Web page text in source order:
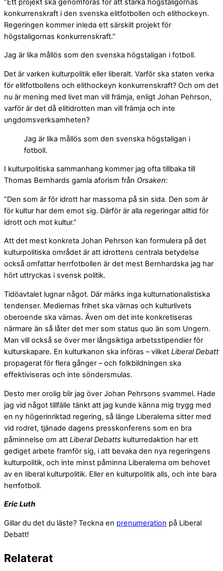
“Ett projekt ska genomföras för att stärka högstaligornas
konkurrenskraft i den svenska elitfotbollen och elithockeyn.
Regeringen kommer inleda ett särskilt projekt för
högstaligornas konkurrenskraft.”
Jag är lika mållös som den svenska högstaligan i fotboll.
Det är varken kulturpolitik eller liberalt. Varför ska staten verka
för elitfotbollens och elithockeyn konkurrenskraft? Och om det
nu är mening med livet man vill främja, enligt Johan Pehrson,
varför är det då elitidrotten man vill främja och inte
ungdomsverksamheten?
Jag är lika mållös som den svenska högstaligan i
fotboll.
I kulturpolitiska sammanhang kommer jag ofta tillbaka till
Thomas Bernhards gamla aforism från Orsaken:
”Den som är för idrott har massorna på sin sida. Den som är
för kultur har dem emot sig. Därför är alla regeringar alltid för
idrott och mot kultur.”
Att det mest konkreta Johan Pehrson kan formulera på det
kulturpolitiska området är att idrottens centrala betydelse
också omfattar herrfotbollen är det mest Bernhardska jag har
hört uttryckas i svensk politik.
Tidöavtalet lugnar något. Där märks inga kulturnationalistiska
tendenser. Mediernas frihet ska värnas och kulturlivets
oberoende ska värnas. Även om det inte konkretiseras
närmare än så låter det mer som status quo än som Ungern.
Man vill också se över mer långsiktiga arbetsstipendier för
kulturskapare. En kulturkanon ska införas – vilket Liberal Debatt
propagerat för flera gånger – och folkbildningen ska
effektiviseras och inte söndersmulas.
Desto mer orolig blir jag över Johan Pehrsons svammel. Hade
jag vid något tillfälle tänkt att jag kunde känna mig trygg med
en ny högerinriktad regering, så länge Liberalerna sitter med
vid rodret, tjänade dagens presskonferens som en bra
påminnelse om att Liberal Debatts kulturredaktion har ett
gediget arbete framför sig, i att bevaka den nya regeringens
kulturpolitik, och inte minst påminna Liberalerna om behovet
av en liberal kulturpolitik. Eller en kulturpolitik alls, och inte bara
herrfotboll.
Eric Luth
Gillar du det du läste? Teckna en prenumeration på Liberal
Debatt!
Relaterat